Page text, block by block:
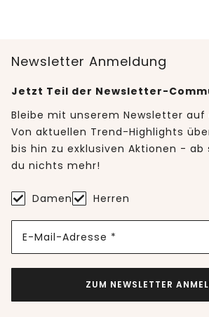
Newsletter Anmeldung
Jetzt Teil der Newsletter-
Bleibe mit unserem Newsletter auf
Von aktuellen Trend-Highlights
bis hin zu exklusiven Aktionen -
du nichts mehr!
Damen Herren
E-Mail-Adresse *
ZUM NEWSLETTER